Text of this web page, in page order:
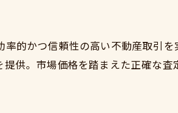
的かつ信頼性の高い不動産取引を
供。市場価格を踏まえた正確な査